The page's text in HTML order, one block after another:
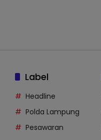
Label
Headline
Polda Lampung
Pesawaran